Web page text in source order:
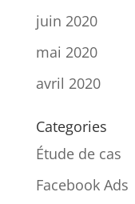
juin 2020
mai 2020
avril 2020
Categories
Étude de cas
Facebook Ads